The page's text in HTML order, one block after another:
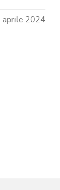
aprile 2024